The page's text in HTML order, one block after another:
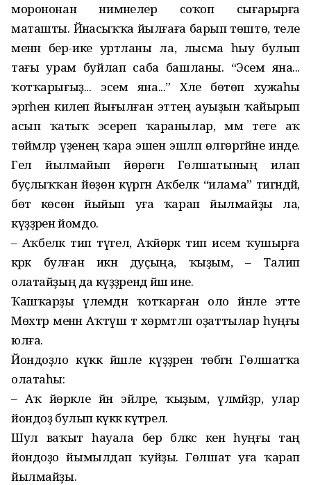
морононан нимәнелер соҡоп сығарырға
маташты. Йәнасыҡҡа йылғаға барып төштө, теле
менән бер-ике уртланы ла, лысма һыу булып
тағы урам буйлап саба башланы. “Эсем яна...
ҡотҡарығыҙ... эсем яна...” Хәле бөтөп хужаһы
эргәһенә килеп йығылған эттең ауыҙын ҡайырып
асып ҡатыҡ эсереп ҡаранылар, әммә теге аҡ
төймәләр үҙенең ҡара эшен эшләп өлгөргәйне инде.
Гел йылмайып йөрөгән Гөлшатының илап
буҫлыҡҡан йөҙөн күргән Аҡбеләк “илама” тигәндәй,
бөтә көсөн йыйып уға ҡарап йылмайҙы ла,
күҙҙәрен йомдо.
– Аҡбеләк тип түгел, Аҡйөрәк тип исем ҡушырға
кәрәк булған икән дуҫыңа, ҡыҙым, – Талип
олатайҙың да күҙҙәрендә йәш ине.
Ҡашҡарҙы үлемдән ҡотҡарған оло йәнле этте
Мөхтәр менән Аҡтүш тә хөрмәтләп оҙаттылар һуңғы
юлға.
Йондоҙло күккә йәшле күҙҙәрен төбәгән Гөлшатҡа
олатаһы:
– Аҡ йөрәкле йән эйәләре, ҡыҙым, үлмәйҙәр, улар
йондоҙ булып күккә күтәрелә.
Шул ваҡыт һауала бер бәләкәс кенә һуңғы таң
йондоҙо йымылдап ҡуйҙы. Гөлшат уға ҡарап
йылмайҙы.